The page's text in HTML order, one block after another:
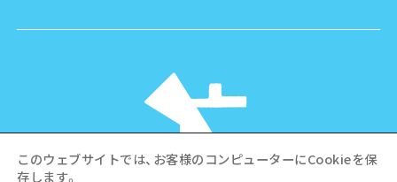
このウェブサイトでは、お客様のコンピューターにCookieを保
存します。